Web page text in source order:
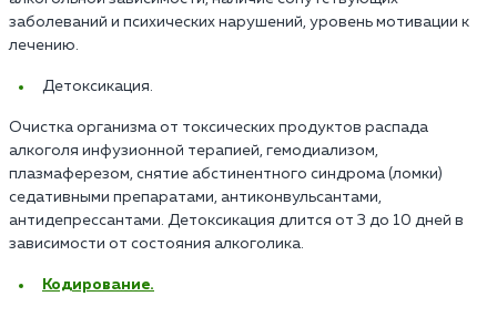
заболеваний и психических нарушений, уровень мотивации к
лечению.
Детоксикация.
Очистка организма от токсических продуктов распада
алкоголя инфузионной терапией, гемодиализом,
плазмаферезом, снятие абстинентного синдрома (ломки)
седативными препаратами, антиконвульсантами,
антидепрессантами. Детоксикация длится от 3 до 10 дней в
зависимости от состояния алкоголика.
Кодирование.